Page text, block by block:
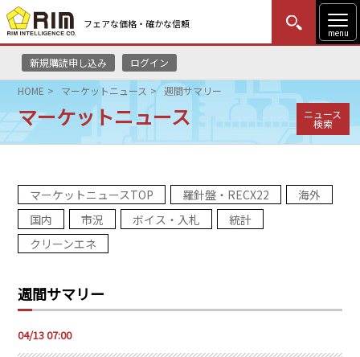
フェアな価格・確かな信頼
menu
新規購読申し込み ログイン
MENU
はじめての方
HOME
リムレポート
メソドロジー
コンサルティング
HOME マーケットニュース 週間サマリー
マーケットニュース ニュース
検索
マーケットニュースTOP 羅針盤・RECX22
海外
国内
市況 ボイス・入札
統計
クリーンエネ
週間サマリー
04/13 07:00